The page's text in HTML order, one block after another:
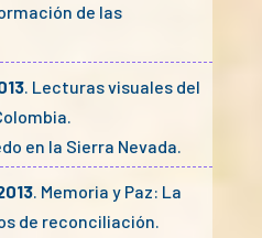
de las
. Lecturas visuales del
en la Sierra Nevada.
. Memoria y Paz: La
de reconciliación.